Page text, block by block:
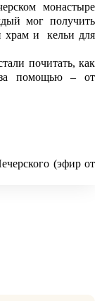
монастыре
мог получить
храм и кельи для
почитать, как
помощью – от